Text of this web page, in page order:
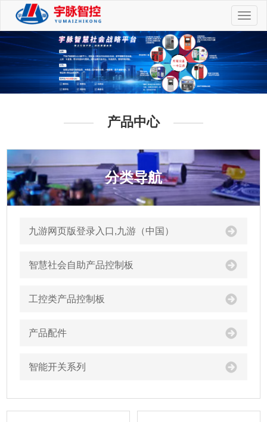
切
换
航
产品中心
分类导航
九游网页版登录入口,九游（中国）
智慧社会自助产品控制板
工控类产品控制板
产品配件
智能开关系列